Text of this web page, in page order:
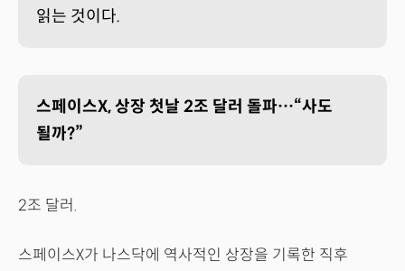
읽는 것이다.
스페이스X, 상장 첫날 2조 달러 돌파…“사도
될까?”
2조 달러.
스페이스X가 나스닥에 역사적인 상장을 기록한 직후